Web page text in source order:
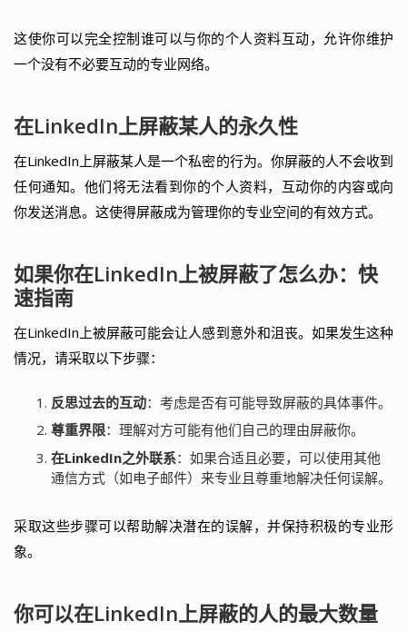
这使你可以完全控制谁可以与你的个人资料互动，允许你维护
一个没有不必要互动的专业网络。
在LinkedIn上屏蔽某人的永久性
在LinkedIn上屏蔽某人是一个私密的行为。你屏蔽的人不会收到
任何通知。他们将无法看到你的个人资料，互动你的内容或向
你发送消息。这使得屏蔽成为管理你的专业空间的有效方式。
如果你在LinkedIn上被屏蔽了怎么办：快
速指南
在LinkedIn上被屏蔽可能会让人感到意外和沮丧。如果发生这种
情况，请采取以下步骤：
反思过去的互动：考虑是否有可能导致屏蔽的具体事件。
尊重界限：理解对方可能有他们自己的理由屏蔽你。
在LinkedIn之外联系：如果合适且必要，可以使用其他
通信方式（如电子邮件）来专业且尊重地解决任何误解。
采取这些步骤可以帮助解决潜在的误解，并保持积极的专业形
象。
你可以在LinkedIn上屏蔽的人的最大数量